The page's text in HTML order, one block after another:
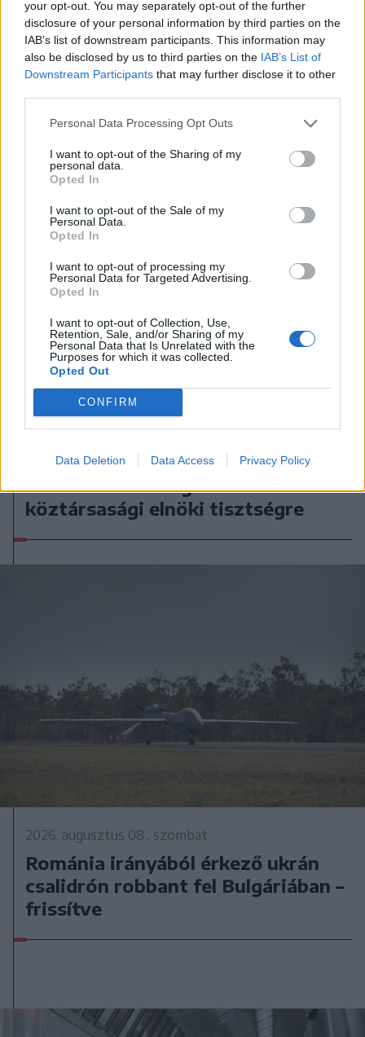
your opt-out. You may separately opt-out of the further
disclosure of your personal information by third parties on the
IAB’s list of downstream participants. This information may
also be disclosed by us to third parties on the IAB’s List of
Downstream Participants that may further disclose it to other
Personal Data Processing Opt Outs
I want to opt-out of the Sharing of my
personal data.
Opted In
I want to opt-out of the Sale of my
Personal Data.
Opted In
I want to opt-out of processing my
Personal Data for Targeted Advertising.
Opted In
I want to opt-out of Collection, Use,
Retention, Sale, and/or Sharing of my
Personal Data that Is Unrelated with the
Purposes for which it was collected.
Opted Out
CONFIRM
Data Deletion Data Access Privacy Policy
2026. augusztus 09., vasárnap
lesznek láthatók az M1-en
2026. augusztus 08., szombat
Baka András elfogadta a felkérést a
köztársasági elnöki tisztségre
2026. augusztus 08., szombat
Románia irányából érkező ukrán
csalidrón robbant fel Bulgáriában –
frissítve